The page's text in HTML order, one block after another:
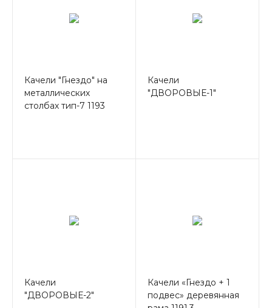
Качели "Гнездо" на
металлических
столбах тип-7 1193
Качели
"ДВОРОВЫЕ-1"
Качели
"ДВОРОВЫЕ-2"
Качели «Гнездо + 1
подвес» деревянная